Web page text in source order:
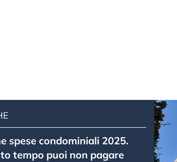
spese condominiali 2025.
tempo puoi non pagare